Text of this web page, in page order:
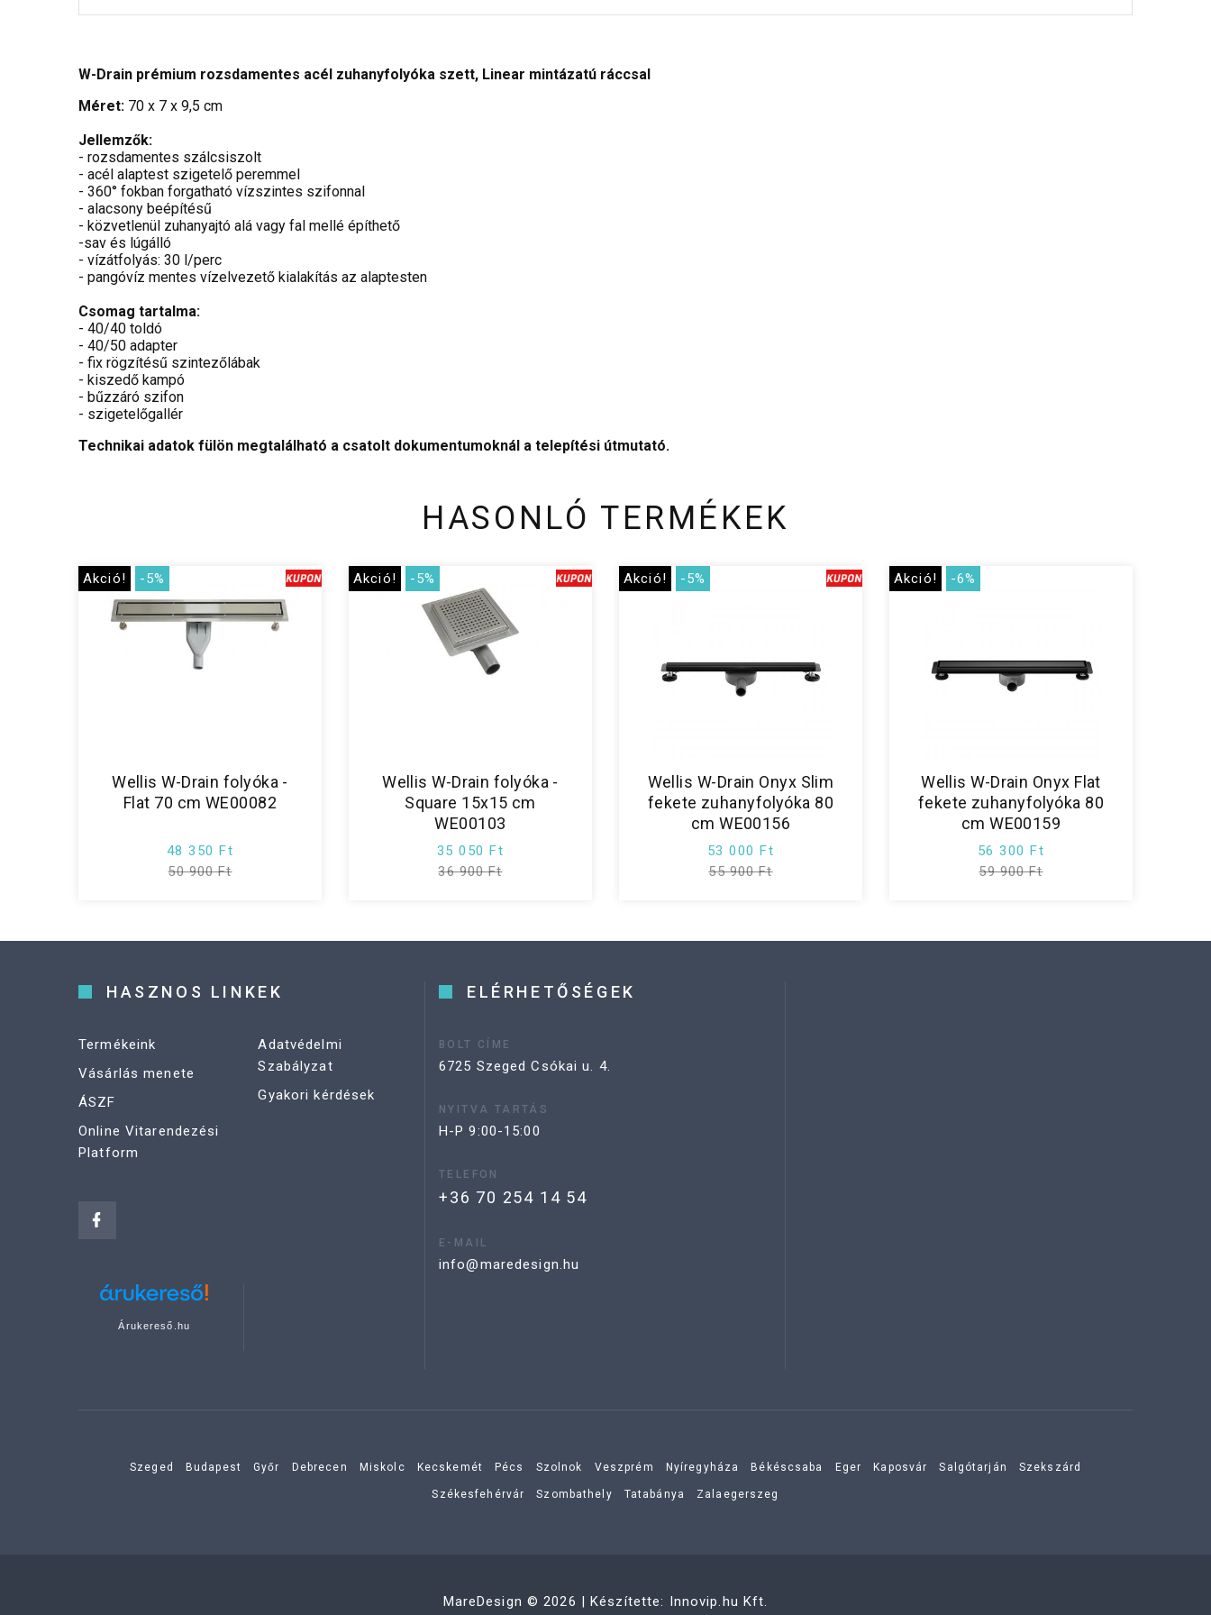
W-Drain prémium rozsdamentes acél zuhanyfolyóka szett, Linear mintázatú ráccsal
Méret: 70 x 7 x 9,5 cm
Jellemzők:
- rozsdamentes szálcsiszolt
- acél alaptest szigetelő peremmel
- 360° fokban forgatható vízszintes szifonnal
- alacsony beépítésű
- közvetlenül zuhanyajtó alá vagy fal mellé építhető
-sav és lúgálló
- vízátfolyás: 30 l/perc
- pangóvíz mentes vízelvezető kialakítás az alaptesten
Csomag tartalma:
- 40/40 toldó
- 40/50 adapter
- fix rögzítésű szintezőlábak
- kiszedő kampó
- bűzzáró szifon
- szigetelőgallér
Technikai adatok fülön megtalálható a csatolt dokumentumoknál a telepítési útmutató.
HASONLÓ TERMÉKEK
Akció! -5%
Wellis W-Drain folyóka -
Flat 70 cm WE00082
48 350 Ft
50 900 Ft
Akció! -5%
Wellis W-Drain folyóka -
Square 15x15 cm
WE00103
35 050 Ft
36 900 Ft
Akció! -5%
Wellis W-Drain Onyx Slim
fekete zuhanyfolyóka 80
cm WE00156
53 000 Ft
55 900 Ft
Akció! -6%
Wellis W-Drain Onyx Flat
fekete zuhanyfolyóka 80
cm WE00159
56 300 Ft
59 900 Ft
HASZNOS LINKEK
Termékeink
Vásárlás menete
ÁSZF
Online Vitarendezési
Platform
Adatvédelmi
Szabályzat
Gyakori kérdések
Árukereső.hu
ELÉRHETŐSÉGEK
BOLT CÍME
6725 Szeged Csókai u. 4.
NYITVA TARTÁS
H-P 9:00-15:00
TELEFON
+36 70 254 14 54
E-MAIL
info@maredesign.hu
Szeged Budapest Győr Debrecen Miskolc Kecskemét Pécs Szolnok Veszprém Nyíregyháza Békéscsaba Eger Kaposvár Salgótarján Szekszárd
Székesfehérvár Szombathely Tatabánya Zalaegerszeg
MareDesign ©2026 | Készítette: Innovip.hu Kft.